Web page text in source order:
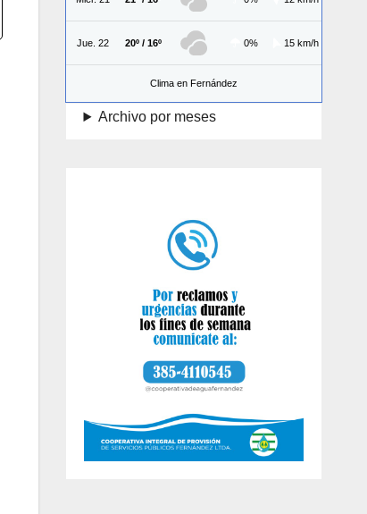
Jue. 22 20º / 16º 0% 15 km/h
Clima en Fernández
Archivo por meses